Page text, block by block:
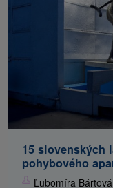
15 slovenských
pohybového
Ľubomíra Bártová